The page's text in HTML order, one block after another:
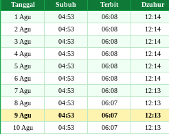
Tanggal Subuh Terbit Dzuhur
1 Agu
04:53 06:08 12:14
2 Agu
04:53 06:08 12:14
3 Agu
04:53 06:08 12:14
4 Agu
04:53 06:08 12:14
5 Agu
04:53 06:08 12:14
6 Agu
04:53 06:08 12:14
7 Agu
04:53 06:08 12:13
8 Agu
04:53 06:07 12:13
9 Agu
04:53 06:07 12:13
10 Agu
04:53 06:07 12:13